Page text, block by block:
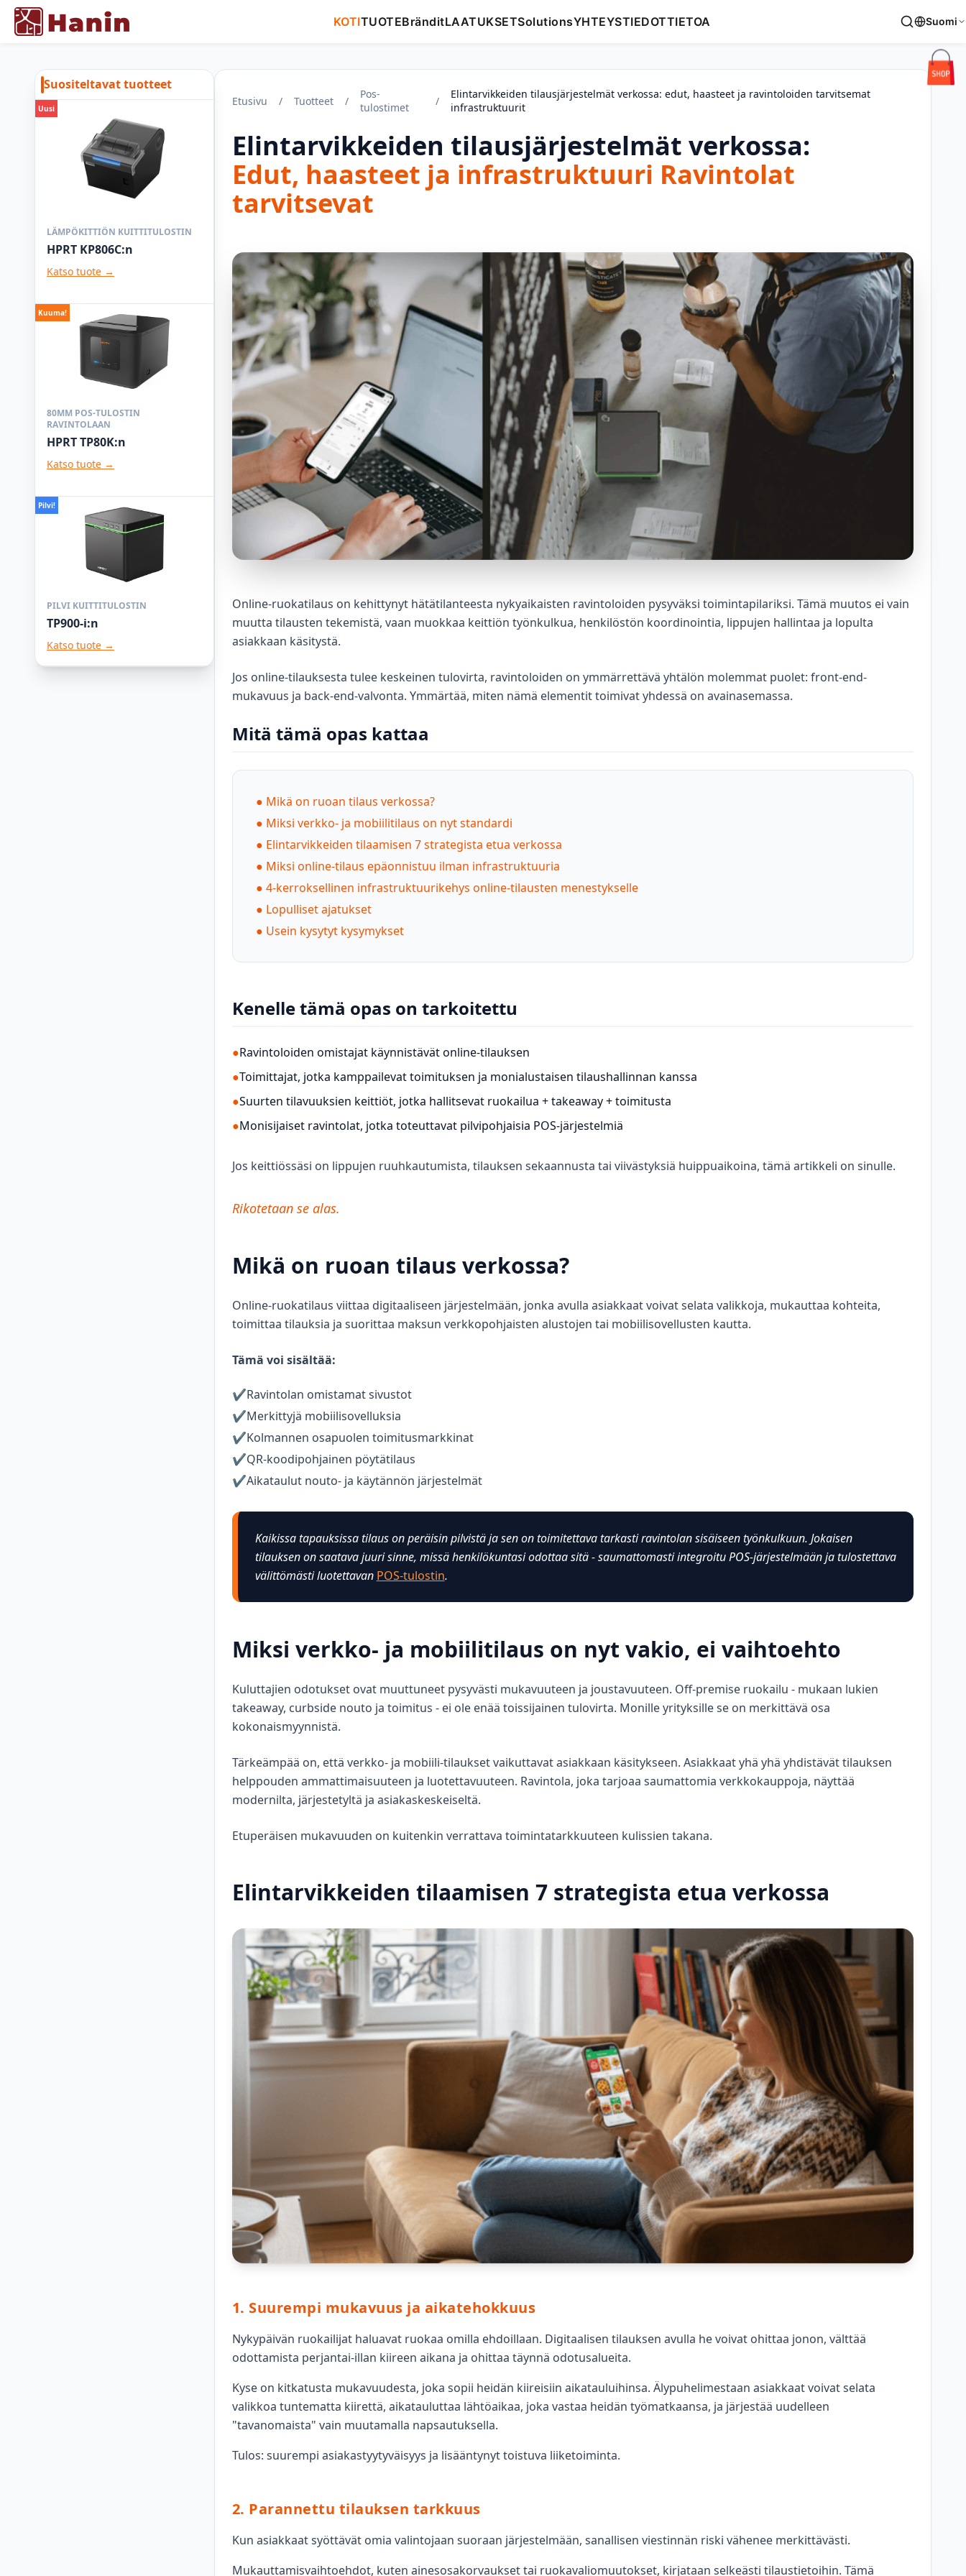
KOTITUOTEBränditLAATUKSETSolutionsYHTEYSTIEDOTTIETOA Suomi
Suositeltavat tuotteet
Uusi
LÄMPÖKITTIÖN KUITTITULOSTIN
HPRT KP806C:n
Katso tuote →
Kuuma!
80MM POS-TULOSTIN
RAVINTOLAAN
HPRT TP80K:n
Katso tuote →
Pilvi!
PILVI KUITTITULOSTIN
TP900-i:n
Katso tuote →
Etusivu / Tuotteet /
Pos-
tulostimet
/
Elintarvikkeiden tilausjärjestelmät verkossa: edut, haasteet ja ravintoloiden tarvitsemat
infrastruktuurit
Elintarvikkeiden tilausjärjestelmät verkossa:
Edut, haasteet ja infrastruktuuri Ravintolat
tarvitsevat
Online-ruokatilaus on kehittynyt hätätilanteesta nykyaikaisten ravintoloiden pysyväksi toimintapilariksi. Tämä muutos ei vain
muutta tilausten tekemistä, vaan muokkaa keittiön työnkulkua, henkilöstön koordinointia, lippujen hallintaa ja lopulta
asiakkaan käsitystä.
Jos online-tilauksesta tulee keskeinen tulovirta, ravintoloiden on ymmärrettävä yhtälön molemmat puolet: front-end-
mukavuus ja back-end-valvonta. Ymmärtää, miten nämä elementit toimivat yhdessä on avainasemassa.
Mitä tämä opas kattaa
● Mikä on ruoan tilaus verkossa?
● Miksi verkko- ja mobiilitilaus on nyt standardi
● Elintarvikkeiden tilaamisen 7 strategista etua verkossa
● Miksi online-tilaus epäonnistuu ilman infrastruktuuria
● 4-kerroksellinen infrastruktuurikehys online-tilausten menestykselle
● Lopulliset ajatukset
● Usein kysytyt kysymykset
Kenelle tämä opas on tarkoitettu
●Ravintoloiden omistajat käynnistävät online-tilauksen
●Toimittajat, jotka kamppailevat toimituksen ja monialustaisen tilaushallinnan kanssa
●Suurten tilavuuksien keittiöt, jotka hallitsevat ruokailua + takeaway + toimitusta
●Monisijaiset ravintolat, jotka toteuttavat pilvipohjaisia POS-järjestelmiä
Jos keittiössäsi on lippujen ruuhkautumista, tilauksen sekaannusta tai viivästyksiä huippuaikoina, tämä artikkeli on sinulle.
Rikotetaan se alas.
Mikä on ruoan tilaus verkossa?
Online-ruokatilaus viittaa digitaaliseen järjestelmään, jonka avulla asiakkaat voivat selata valikkoja, mukauttaa kohteita,
toimittaa tilauksia ja suorittaa maksun verkkopohjaisten alustojen tai mobiilisovellusten kautta.
Tämä voi sisältää:
✔️Ravintolan omistamat sivustot
✔️Merkittyjä mobiilisovelluksia
✔️Kolmannen osapuolen toimitusmarkkinat
✔️QR-koodipohjainen pöytätilaus
✔️Aikataulut nouto- ja käytännön järjestelmät
Kaikissa tapauksissa tilaus on peräisin pilvistä ja sen on toimitettava tarkasti ravintolan sisäiseen työnkulkuun. Jokaisen
tilauksen on saatava juuri sinne, missä henkilökuntasi odottaa sitä - saumattomasti integroitu POS-järjestelmään ja tulostettava
välittömästi luotettavan POS-tulostin.
Miksi verkko- ja mobiilitilaus on nyt vakio, ei vaihtoehto
Kuluttajien odotukset ovat muuttuneet pysyvästi mukavuuteen ja joustavuuteen. Off-premise ruokailu - mukaan lukien
takeaway, curbside nouto ja toimitus - ei ole enää toissijainen tulovirta. Monille yrityksille se on merkittävä osa
kokonaismyynnistä.
Tärkeämpää on, että verkko- ja mobiili-tilaukset vaikuttavat asiakkaan käsitykseen. Asiakkaat yhä yhä yhdistävät tilauksen
helppouden ammattimaisuuteen ja luotettavuuteen. Ravintola, joka tarjoaa saumattomia verkkokauppoja, näyttää
modernilta, järjestetyltä ja asiakaskeskeiseltä.
Etuperäisen mukavuuden on kuitenkin verrattava toimintatarkkuuteen kulissien takana.
Elintarvikkeiden tilaamisen 7 strategista etua verkossa
1. Suurempi mukavuus ja aikatehokkuus
Nykypäivän ruokailijat haluavat ruokaa omilla ehdoillaan. Digitaalisen tilauksen avulla he voivat ohittaa jonon, välttää
odottamista perjantai-illan kiireen aikana ja ohittaa täynnä odotusalueita.
Kyse on kitkatusta mukavuudesta, joka sopii heidän kiireisiin aikatauluihinsa. Älypuhelimestaan asiakkaat voivat selata
valikkoa tuntematta kiirettä, aikatauluttaa lähtöaikaa, joka vastaa heidän työmatkaansa, ja järjestää uudelleen
"tavanomaista" vain muutamalla napsautuksella.
Tulos: suurempi asiakastyytyväisyys ja lisääntynyt toistuva liiketoiminta.
2. Parannettu tilauksen tarkkuus
Kun asiakkaat syöttävät omia valintojaan suoraan järjestelmään, sanallisen viestinnän riski vähenee merkittävästi.
Mukauttamisvaihtoehdot, kuten ainesosakorvaukset tai ruokavaliomuutokset, kirjataan selkeästi tilaustietoihin. Tämä